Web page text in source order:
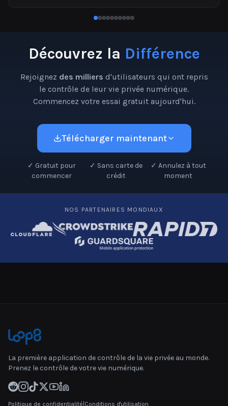
Découvrez la Différence
Rejoignez des milliers d'utilisateurs qui ont repris
le contrôle de leur vie privée numérique.
Commencez votre essai gratuit aujourd'hui.
Télécharger maintenant
✓ Gratuit pour
commencer
✓ Sans carte de
crédit
✓ Annulez à tout
moment
NOS PARTENAIRES MONDIAUX
La première application de contrôle de la vie privée au monde.
Prenez le contrôle de votre vie numérique.
Politique de confidentialité Conditions d'utilisation